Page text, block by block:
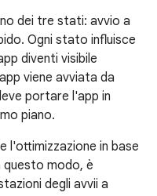
dei tre stati: avvio a
Ogni stato influisce
diventi visibile
viene avviata da
portare l'app in
piano.
l'ottimizzazione in base
questo modo, è
degli avvii a